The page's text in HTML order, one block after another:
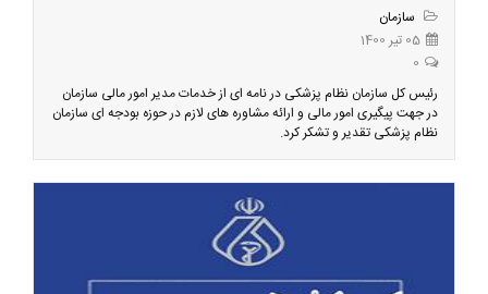
سازمان
05 تیر 1400
0
رئیس کل سازمان نظام پزشکی در نامه ای از خدمات مدیر امور مالی سازمان
در جهت پیگیری امور مالی و ارائه مشاوره های لازم در حوزه بودجه ای سازمان
نظام پزشکی تقدیر و تشکر کرد.